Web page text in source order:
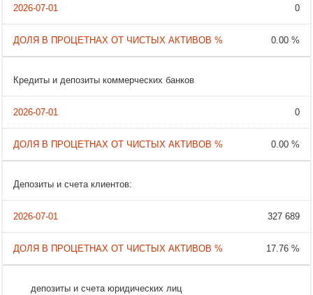
0
0.00 %
Кредиты и депозиты коммерческих банков
0
0.00 %
Депозиты и счета клиентов:
327 689
17.76 %
депозиты и счета юридических лиц